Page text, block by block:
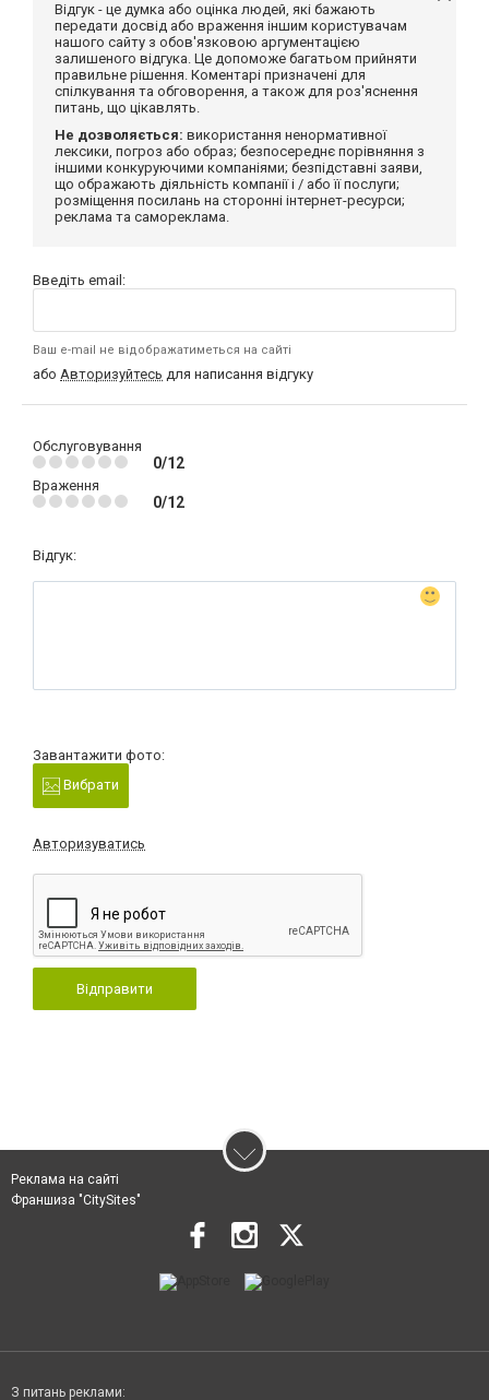
Відгук - це думка або оцінка людей, які бажають
передати досвід або враження іншим користувачам
нашого сайту з обов'язковою аргументацією
залишеного відгука. Це допоможе багатьом прийняти
правильне рішення. Коментарі призначені для
спілкування та обговорення, а також для роз'яснення
питань, що цікавлять.
Не дозволяється: використання ненормативної
лексики, погроз або образ; безпосереднє порівняння з
іншими конкуруючими компаніями; безпідставні заяви,
що ображають діяльність компанії і / або її послуги;
розміщення посилань на сторонні інтернет-ресурси;
реклама та самореклама.
Введіть email:
Ваш e-mail не відображатиметься на сайті
або Авторизуйтесь для написання відгуку
Обслуговування
0/12
Враження
0/12
Відгук:
Завантажити фото:
Вибрати
Авторизуватись
Відправити
Реклама на сайті
Франшиза "CitySites"
З питань реклами: